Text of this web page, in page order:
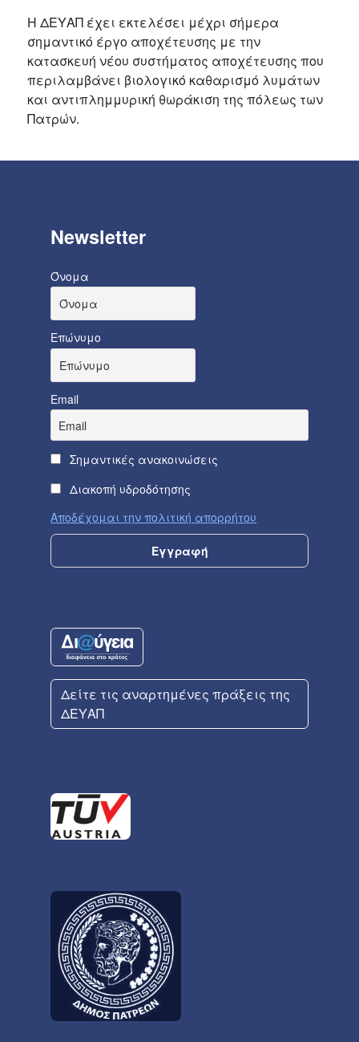
Η ΔΕΥΑΠ έχει εκτελέσει μέχρι σήμερα
σημαντικό έργο αποχέτευσης με την
κατασκευή νέου συστήματος αποχέτευσης που
περιλαμβάνει βιολογικό καθαρισμό λυμάτων
και αντιπλημμυρική θωράκιση της πόλεως των
Πατρών.
Newsletter
Όνομα
Επώνυμο
Email
Σημαντικές ανακοινώσεις
Διακοπή υδροδότησης
Αποδέχομαι την πολιτική απορρήτου
Δείτε τις αναρτημένες πράξεις της
ΔΕΥΑΠ